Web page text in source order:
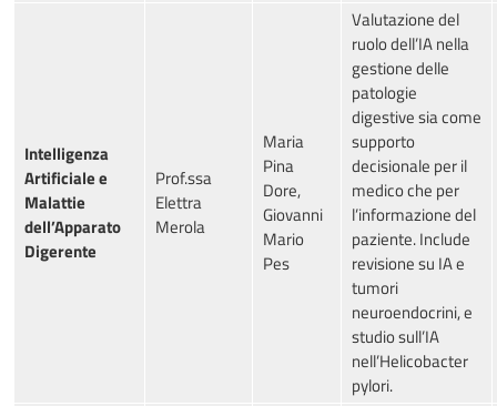
Intelligenza
Artificiale e
Malattie
dell’Apparato
Digerente
Prof.ssa
Elettra
Merola
Maria
Pina
Dore,
Giovanni
Mario
Pes
Valutazione del
ruolo dell’IA nella
gestione delle
patologie
digestive sia come
supporto
decisionale per il
medico che per
l’informazione del
paziente. Include
revisione su IA e
tumori
neuroendocrini, e
studio sull’IA
nell’Helicobacter
pylori.